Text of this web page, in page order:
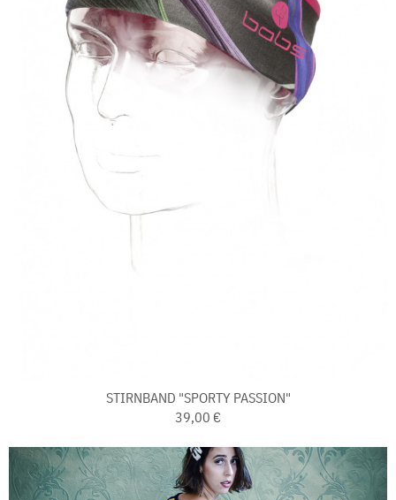
STIRNBAND "SPORTY PASSION"
39,00 €